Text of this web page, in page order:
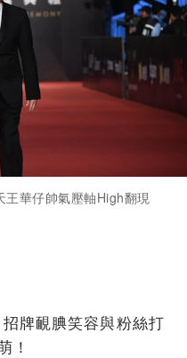
華仔帥氣壓軸High翻現
牌靦腆笑容與粉絲打
！